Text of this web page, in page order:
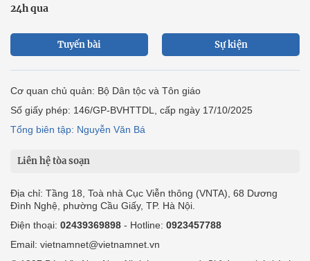
24h qua
Tuyến bài Sự kiện
Cơ quan chủ quản: Bộ Dân tộc và Tôn giáo
Số giấy phép: 146/GP-BVHTTDL, cấp ngày 17/10/2025
Tổng biên tập: Nguyễn Văn Bá
Liên hệ tòa soạn
Địa chỉ: Tầng 18, Toà nhà Cục Viễn thông (VNTA), 68 Dương
Đình Nghệ, phường Cầu Giấy, TP. Hà Nội.
Điện thoại: 02439369898 - Hotline: 0923457788
Email: vietnamnet@vietnamnet.vn